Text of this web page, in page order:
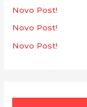
rNovo Post!
Novo Post!
Novo Post!